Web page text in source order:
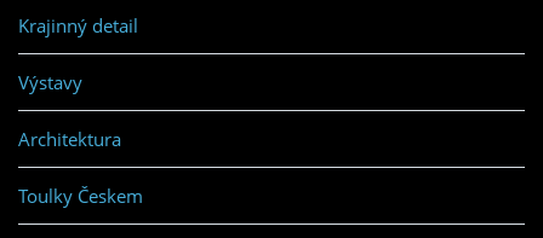
Krajinný detail
Výstavy
Architektura
Toulky Českem